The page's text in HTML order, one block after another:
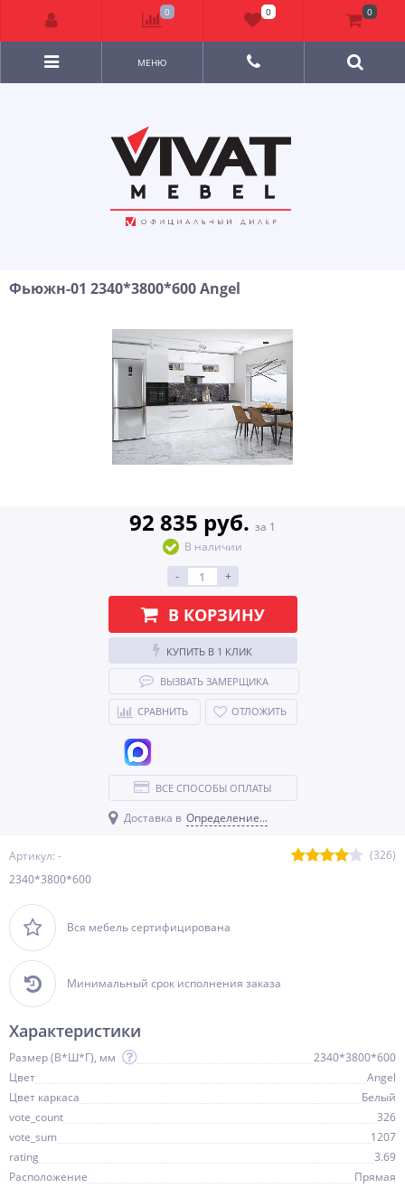
МЕНЮ
Фьюжн-01 2340*3800*600 Angel
Артикул: -
(326)
2340*3800*600
Вся мебель сертифицирована
Минимальный срок исполнения заказа
92 835 руб. за 1
В наличии
-
+
В КОРЗИНУ
КУПИТЬ В 1 КЛИК
ВЫЗВАТЬ ЗАМЕРЩИКА
СРАВНИТЬ ОТЛОЖИТЬ
ВСЕ СПОСОБЫ ОПЛАТЫ
Доставка в Определение...
Характеристики
Размер (В*Ш*Г), мм
2340*3800*600
Цвет
Angel
Цвет каркаса
Белый
vote_count
326
vote_sum
1207
rating
3.69
Расположение
Прямая
0 0 0